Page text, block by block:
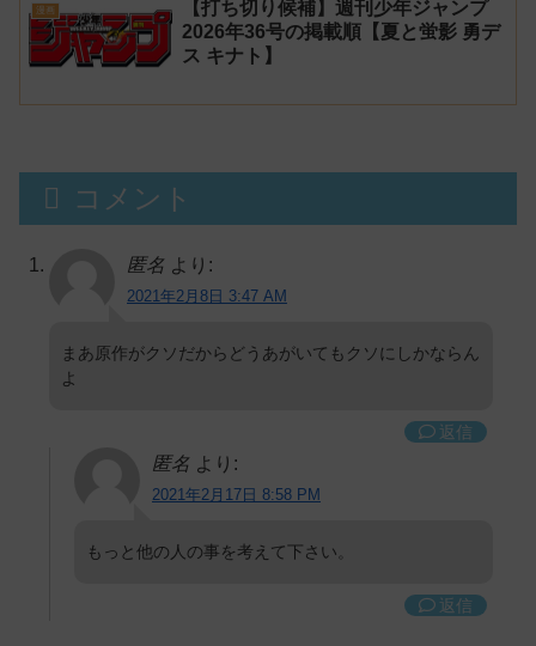
漫画
【打ち切り候補】週刊少年ジャンプ
2026年36号の掲載順【夏と蛍影 勇デ
ス キナト】
コメント
匿名 より:
2021年2月8日 3:47 AM
まあ原作がクソだからどうあがいてもクソにしかならん
よ
返信
匿名 より:
2021年2月17日 8:58 PM
もっと他の人の事を考えて下さい。
返信